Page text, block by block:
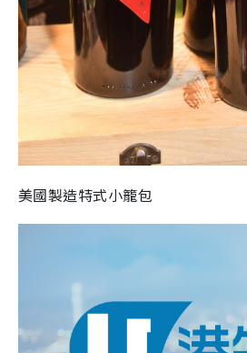
美國製造特式小籠包